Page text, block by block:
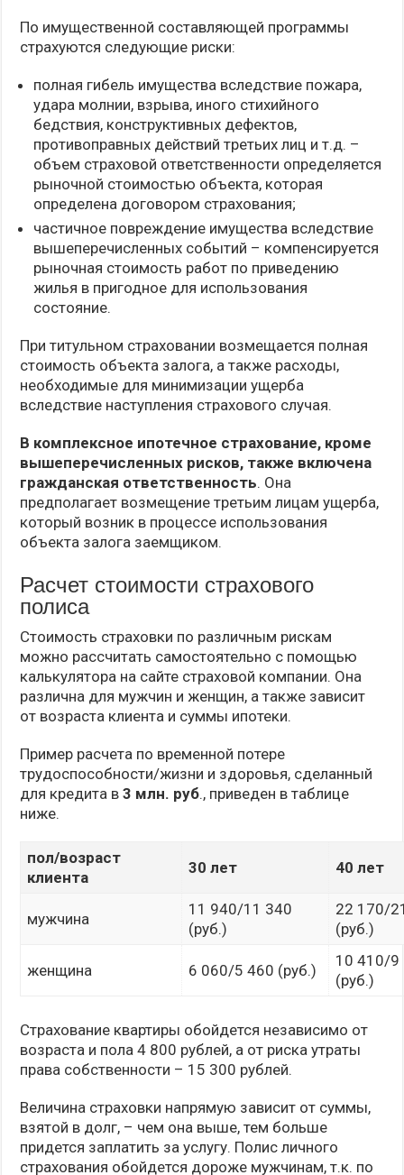
По имущественной составляющей программы
страхуются следующие риски:
полная гибель имущества вследствие пожара,
удара молнии, взрыва, иного стихийного
бедствия, конструктивных дефектов,
противоправных действий третьих лиц и т.д. –
объем страховой ответственности определяется
рыночной стоимостью объекта, которая
определена договором страхования;
частичное повреждение имущества вследствие
вышеперечисленных событий – компенсируется
рыночная стоимость работ по приведению
жилья в пригодное для использования
состояние.
При титульном страховании возмещается полная
стоимость объекта залога, а также расходы,
необходимые для минимизации ущерба
вследствие наступления страхового случая.
В комплексное ипотечное страхование, кроме
вышеперечисленных рисков, также включена
гражданская ответственность. Она
предполагает возмещение третьим лицам ущерба,
который возник в процессе использования
объекта залога заемщиком.
Расчет стоимости страхового
полиса
Стоимость страховки по различным рискам
можно рассчитать самостоятельно с помощью
калькулятора на сайте страховой компании. Она
различна для мужчин и женщин, а также зависит
от возраста клиента и суммы ипотеки.
Пример расчета по временной потере
трудоспособности/жизни и здоровья, сделанный
для кредита в3 млн. руб., приведен в таблице
ниже.
пол/возраст
клиента
30 лет 40 лет
мужчина
11 940/11 340
(руб.)
22 170/
(руб.)
женщина 6 060/5 460 (руб.)
10 410/9
(руб.)
Страхование квартиры обойдется независимо от
возраста и пола 4 800 рублей, а от риска утраты
права собственности – 15 300 рублей.
Величина страховки напрямую зависит от суммы,
взятой в долг, – чем она выше, тем больше
придется заплатить за услугу. Полис личного
страхования обойдется дороже мужчинам, т.к. по